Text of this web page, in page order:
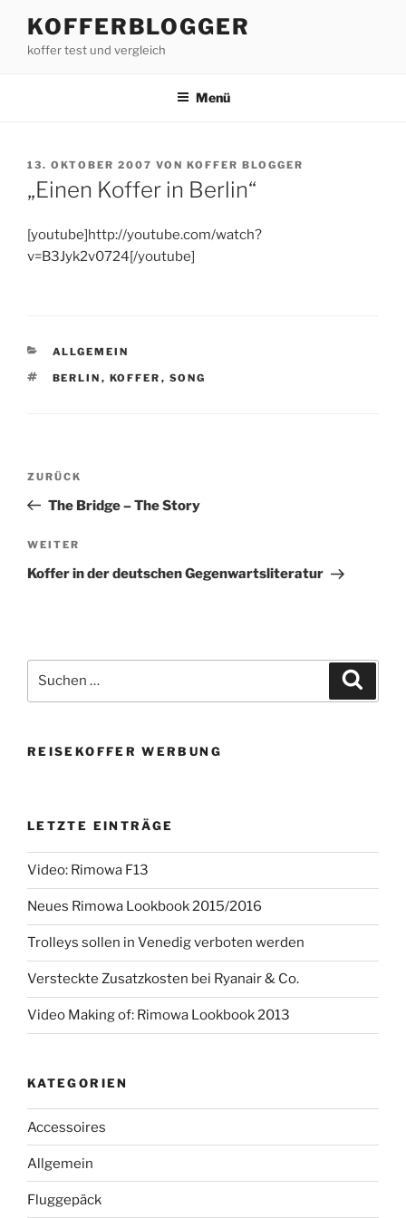
Inhalt
springen
KOFFERBLOGGER
koffer test und vergleich
Menü
VERÖFFENTLICHT
AM
13. OKTOBER 2007 VON KOFFER BLOGGER
„Einen Koffer in Berlin“
[youtube]http://youtube.com/watch?
v=B3Jyk2v0724[/youtube]
KATEGORIEN
ALLGEMEIN
SCHLAGWÖRTER
BERLIN , KOFFER , SONG
Beitragsnavigation
Vorheriger
Beitrag
ZURÜCK
The Bridge – The Story
Nächster
Beitrag
WEITER
Koffer in der deutschen Gegenwartsliteratur
nach:
REISEKOFFER WERBUNG
LETZTE EINTRÄGE
Video: Rimowa F13
Neues Rimowa Lookbook 2015/2016
Trolleys sollen in Venedig verboten werden
Versteckte Zusatzkosten bei Ryanair & Co.
Video Making of: Rimowa Lookbook 2013
KATEGORIEN
Accessoires
Allgemein
Fluggepäck